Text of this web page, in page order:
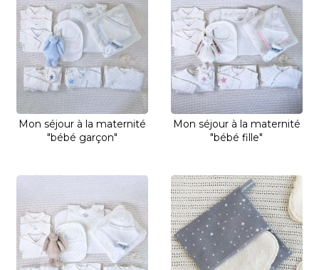
Mon séjour à la maternité
"bébé garçon"
Mon séjour à la maternité
"bébé fille"